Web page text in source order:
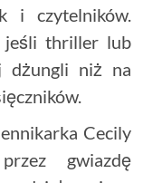
i czytelników.
jeśli thriller lub
dżungli niż na
Cecily
gwiazdę